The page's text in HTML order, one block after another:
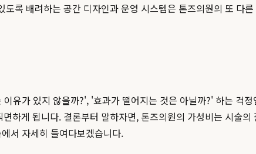
록 배려하는 공간 디자인과 운영 시스템은 톤즈의원의 또 다
유가 있지 않을까?', '효과가 떨어지는 것은 아닐까?' 하는 걱
하게 됩니다. 결론부터 말하자면, 톤즈의원의 가성비는 시술
서 자세히 들여다보겠습니다.